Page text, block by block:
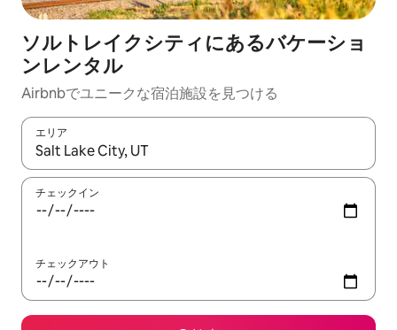
ソルトレイクシティにあるバケーショ
ンレンタル
Airbnbでユニークな宿泊施設を見つける
エリア
検索結果が表示されたら、上下の矢印キーを使って移動するか
チェックイン
チェックアウト